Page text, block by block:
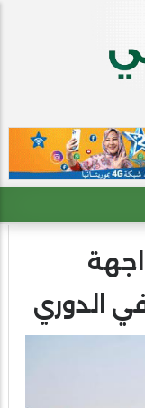
الدوري